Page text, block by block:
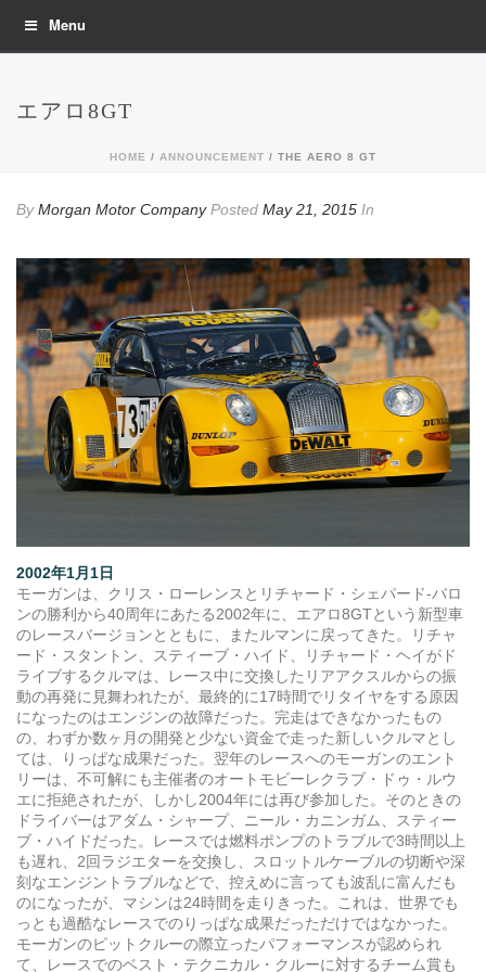
Menu
エアロ8GT
HOME / ANNOUNCEMENT / THE AERO 8 GT
ByMorgan Motor Company Posted May 21, 2015 In
2002年1月1日
モーガンは、クリス・ローレンスとリチャード・シェパード‐バロ
ンの勝利から40周年にあたる2002年に、エアロ8GTという新型車
のレースバージョンとともに、またルマンに戻ってきた。リチャ
ード・スタントン、スティーブ・ハイド、リチャード・ヘイがド
ライブするクルマは、レース中に交換したリアアクスルからの振
動の再発に見舞われたが、最終的に17時間でリタイヤをする原因
になったのはエンジンの故障だった。完走はできなかったもの
の、わずか数ヶ月の開発と少ない資金で走った新しいクルマとし
ては、りっぱな成果だった。翌年のレースへのモーガンのエント
リーは、不可解にも主催者のオートモビーレクラブ・ドゥ・ルウ
エに拒絶されたが、しかし2004年には再び参加した。そのときの
ドライバーはアダム・シャープ、ニール・カニンガム、スティー
ブ・ハイドだった。レースでは燃料ポンプのトラブルで3時間以上
も遅れ、2回ラジエターを交換し、スロットルケーブルの切断や深
刻なエンジントラブルなどで、控えめに言っても波乱に富んだも
のになったが、マシンは24時間を走りきった。これは、世界でも
っとも過酷なレースでのりっぱな成果だっただけではなかった。
モーガンのピットクルーの際立ったパフォーマンスが認められ
て、レースでのベスト・テクニカル・クルーに対するチーム賞も